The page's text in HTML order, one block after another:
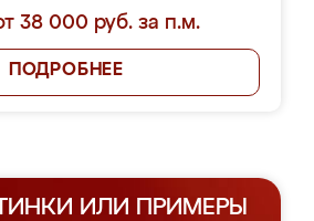
38 000 руб. за п.м.
ПОДРОБНЕЕ
ИЛИ ПРИМЕРЫ